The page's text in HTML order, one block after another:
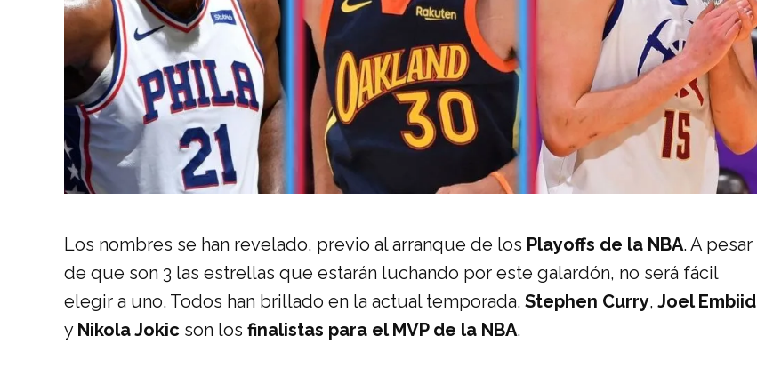
Los nombres se han revelado, previo al arranque de los Playoffs de la NBA. A pesar
de que son 3 las estrellas que estarán luchando por este galardón, no será fácil
elegir a uno. Todos han brillado en la actual temporada. Stephen Curry, Joel Embiid
y Nikola Jokic son los finalistas para el MVP de la NBA.